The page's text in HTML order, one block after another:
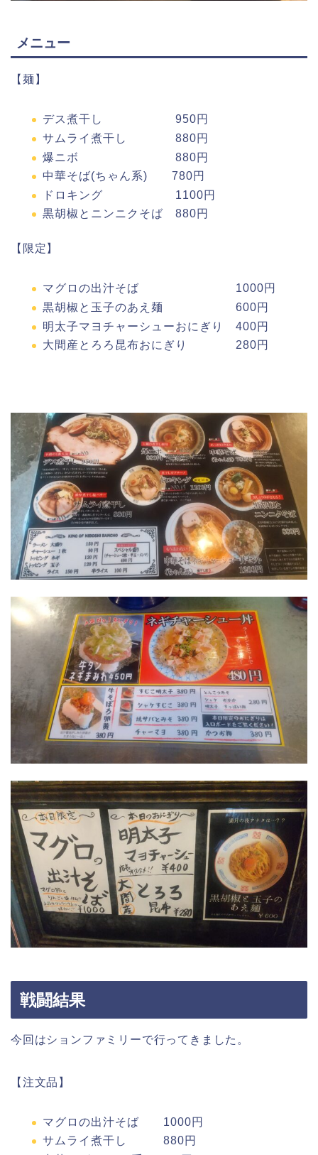
メニュー
【麺】
デス煮干し 950円
サムライ煮干し 880円
爆ニボ 880円
中華そば(ちゃん系) 780円
ドロキング 1100円
黒胡椒とニンニクそば 880円
【限定】
マグロの出汁そば 1000円
黒胡椒と玉子のあえ麺 600円
明太子マヨチャーシューおにぎり 400円
大間産とろろ昆布おにぎり 280円
戦闘結果
今回はションファミリーで行ってきました。
【注文品】
マグロの出汁そば 1000円
サムライ煮干し 880円